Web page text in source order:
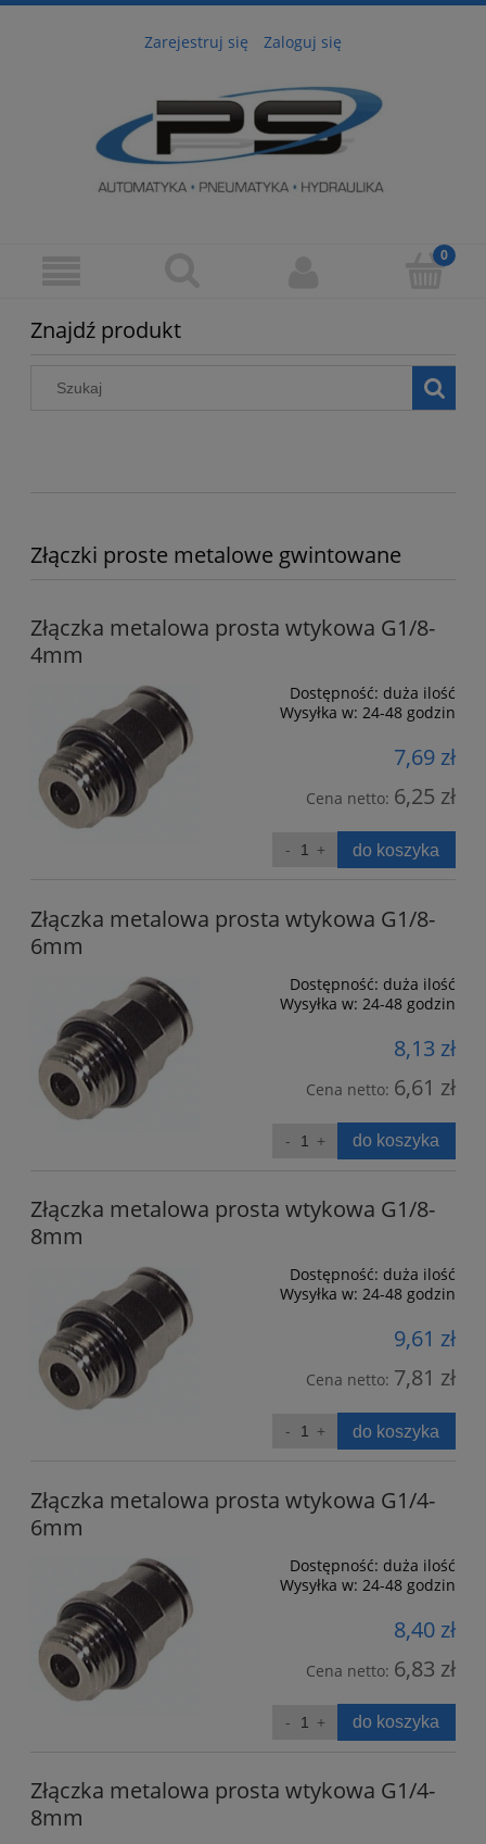
Zarejestruj się Zaloguj się
Znajdź produkt
Złączki proste metalowe gwintowane
Złączka metalowa prosta wtykowa G1/8-
4mm
Dostępność: duża ilość
Wysyłka w: 24-48 godzin
7,69 zł
Cena netto: 6,25 zł
do koszyka
Złączka metalowa prosta wtykowa G1/8-
6mm
Dostępność: duża ilość
Wysyłka w: 24-48 godzin
8,13 zł
Cena netto: 6,61 zł
do koszyka
Złączka metalowa prosta wtykowa G1/8-
8mm
Dostępność: duża ilość
Wysyłka w: 24-48 godzin
9,61 zł
Cena netto: 7,81 zł
do koszyka
Złączka metalowa prosta wtykowa G1/4-
6mm
Dostępność: duża ilość
Wysyłka w: 24-48 godzin
8,40 zł
Cena netto: 6,83 zł
do koszyka
Złączka metalowa prosta wtykowa G1/4-
8mm